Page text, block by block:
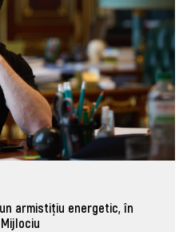
armistițiu energetic, în